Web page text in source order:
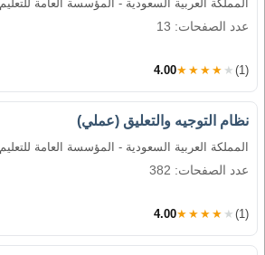
المملكة العربية السعودية - المؤسسة العامة للتعليم
عدد الصفحات: 13
4.00★★★★★ (1)
نظام التوجيه والتعليق (عملي)
المملكة العربية السعودية - المؤسسة العامة للتعليم
عدد الصفحات: 382
4.00★★★★★ (1)